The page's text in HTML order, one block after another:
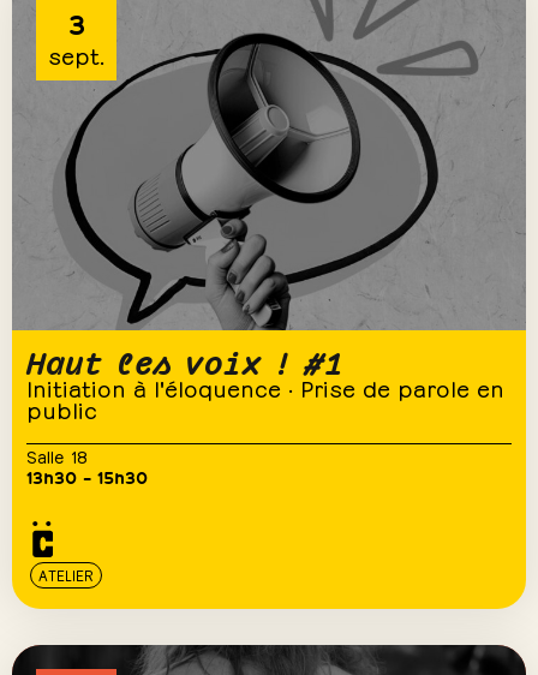
3
sept.
Haut les voix ! #1
Initiation à l'éloquence · Prise de parole en
public
Salle 18
13h30 – 15h30
ATELIER